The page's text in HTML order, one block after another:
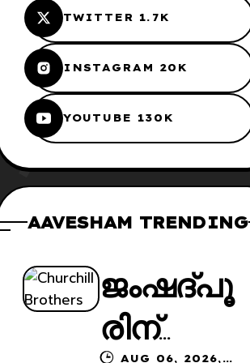
TWITTER 1.7K
INSTAGRAM 20K
YOUTUBE 130K
AAVESHAM TRENDING
ജംഷദ്പൂ
രിന്
AUG 06, 2026,